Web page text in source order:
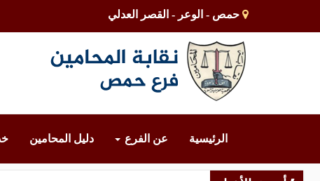
حمص - الوعر - القصر العدلي
الرئيسية عن الفرع دليل المحامين